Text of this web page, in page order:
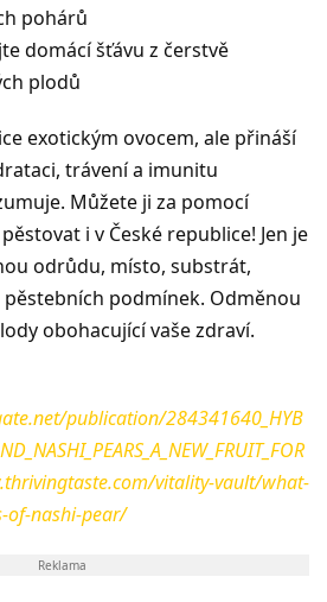
pohárů
domácí šťávu z čerstvě
plodů
exotickým ovocem, ale přináší
trávení a imunitu
Můžete ji za pomocí
i v České republice! Jen je
odrůdu, místo, substrát,
podmínek. Odměnou
obohacující vaše zdraví.
publication/284341640_HYB
vitality-vault/what-
of-nashi-pear/
Reklama